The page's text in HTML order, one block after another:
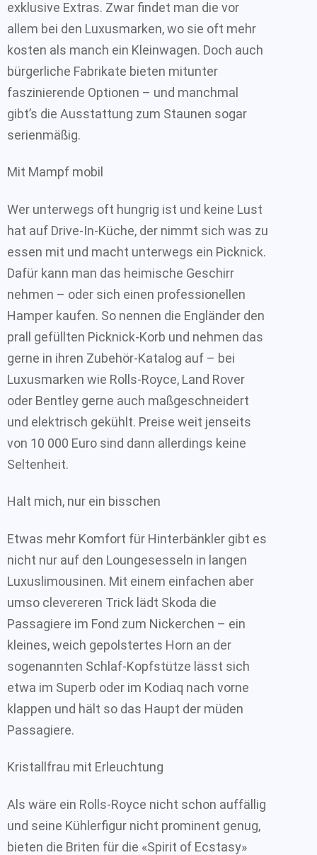
exklusive Extras. Zwar findet man die vor
allem bei den Luxusmarken, wo sie oft mehr
kosten als manch ein Kleinwagen. Doch auch
bürgerliche Fabrikate bieten mitunter
faszinierende Optionen – und manchmal
gibt’s die Ausstattung zum Staunen sogar
serienmäßig.
Mit Mampf mobil
Wer unterwegs oft hungrig ist und keine Lust
hat auf Drive-In-Küche, der nimmt sich was zu
essen mit und macht unterwegs ein Picknick.
Dafür kann man das heimische Geschirr
nehmen – oder sich einen professionellen
Hamper kaufen. So nennen die Engländer den
prall gefüllten Picknick-Korb und nehmen das
gerne in ihren Zubehör-Katalog auf – bei
Luxusmarken wie Rolls-Royce, Land Rover
oder Bentley gerne auch maßgeschneidert
und elektrisch gekühlt. Preise weit jenseits
von 10 000 Euro sind dann allerdings keine
Seltenheit.
Halt mich, nur ein bisschen
Etwas mehr Komfort für Hinterbänkler gibt es
nicht nur auf den Loungesesseln in langen
Luxuslimousinen. Mit einem einfachen aber
umso clevereren Trick lädt Skoda die
Passagiere im Fond zum Nickerchen – ein
kleines, weich gepolstertes Horn an der
sogenannten Schlaf-Kopfstütze lässt sich
etwa im Superb oder im Kodiaq nach vorne
klappen und hält so das Haupt der müden
Passagiere.
Kristallfrau mit Erleuchtung
Als wäre ein Rolls-Royce nicht schon auffällig
und seine Kühlerfigur nicht prominent genug,
bieten die Briten für die «Spirit of Ecstasy»